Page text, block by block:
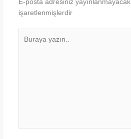
E-posta adresiniz yayınlanmayacak.
işaretlenmişlerdir